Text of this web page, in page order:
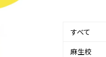
すべて
麻生校